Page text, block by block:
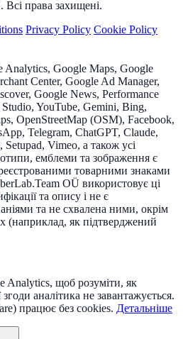
права захищені.
Privacy Policy Cookie Policy
Analytics, Google Maps, Google
Center, Google Ad Manager,
Google News, Performance
YouTube, Gemini, Bing,
OpenStreetMap (OSM), Facebook,
Telegram, ChatGPT, Claude,
Vimeo, а також усі
емблеми та зображення є
товарними знаками
OÜ використовує ці
та опису і не є
та не схвалена ними, окрім
(наприклад, як підтверджений
Analytics, щоб розуміти, як
аналітика не завантажується.
працює без cookies. Детальніше